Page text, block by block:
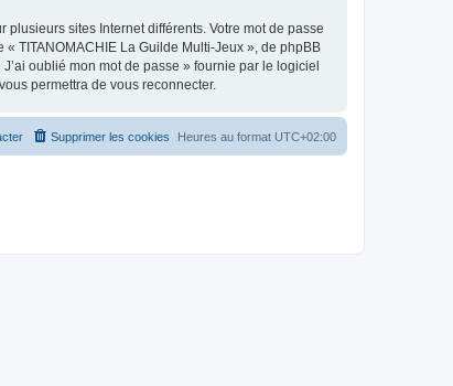
sites Internet différents. Votre mot de passe
TITANOMACHIE La Guilde Multi-Jeux », de phpBB
oublié mon mot de passe » fournie par le logiciel
permettra de vous reconnecter.
Heures au format UTC+02:00
Supprimer les cookies